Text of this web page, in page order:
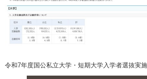
令和7年度国公私立大学・短期大学入学者選抜実